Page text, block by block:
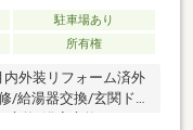
駐車場あり
所有権
装リフォーム済外
/給湯器交換/玄関ドア